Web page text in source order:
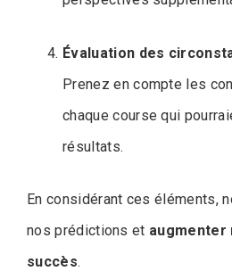
Évaluation des
Prenez en compte les
chaque course qui
résultats.
En considérant ces éléments,
nos prédictions et augmenter
succès.